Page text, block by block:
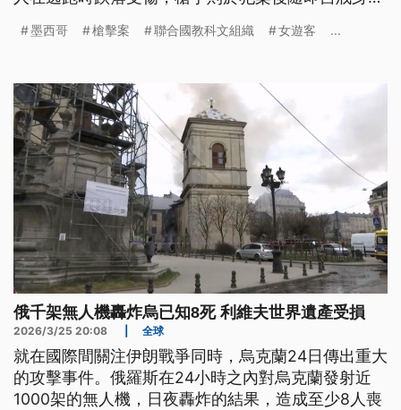
墨西哥 槍擊案 聯合國教科文組織 女遊客 ...
俄千架無人機轟炸烏已知8死 利維夫世界遺產受損
2026/3/25 20:08 全球
就在國際間關注伊朗戰爭同時，烏克蘭24日傳出重大
的攻擊事件。俄羅斯在24小時之內對烏克蘭發射近
1000架的無人機，日夜轟炸的結果，造成至少8人喪